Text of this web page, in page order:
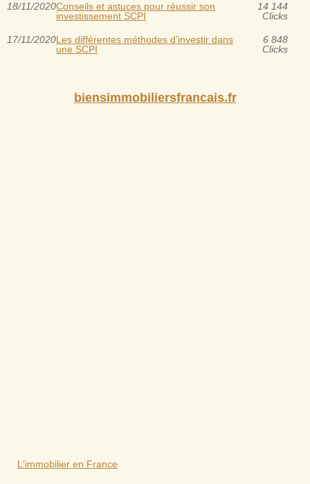
18/11/2020Conseils et astuces pour réussir son
investissement SCPI
14 144
Clicks
17/11/2020Les différentes méthodes d’investir dans
une SCPI
6 848
Clicks
biensimmobiliersfrancais.fr
L'immobilier en France